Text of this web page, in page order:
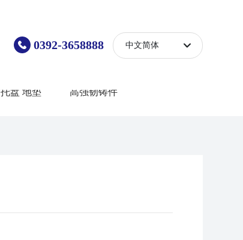
托盘 地垫 高强韧铸件
0392-3658888 中文简体